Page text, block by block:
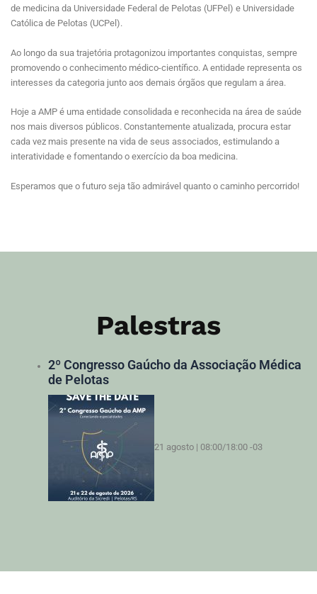
de medicina da Universidade Federal de Pelotas (UFPel) e Universidade
Católica de Pelotas (UCPel).
Ao longo da sua trajetória protagonizou importantes conquistas, sempre
promovendo o conhecimento médico-científico. A entidade representa os
interesses da categoria junto aos demais órgãos que regulam a área.
Hoje a AMP é uma entidade consolidada e reconhecida na área de saúde
nos mais diversos públicos. Constantemente atualizada, procura estar
cada vez mais presente na vida de seus associados, estimulando a
interatividade e fomentando o exercício da boa medicina.
Esperamos que o futuro seja tão admirável quanto o caminho percorrido!
Palestras
2º Congresso Gaúcho da Associação Médica
de Pelotas
21 agosto | 08:00/18:00 -03